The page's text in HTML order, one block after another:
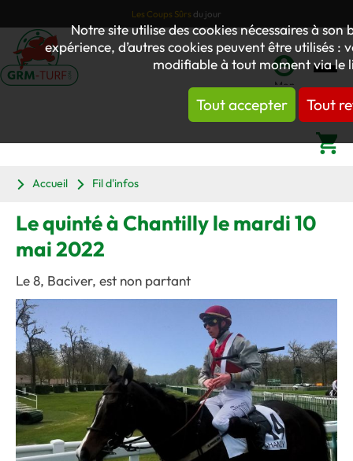
Notre site utilise des cookies nécessaires à
expérience, d’autres cookies peuvent être utilisés :
modifiable à tout moment via le
Tout accepter Tout
Les Coups Sûrs du jour
Mon
compte
Accueil
Fil d'infos
Le quinté à Chantilly le mardi 10
mai 2022
Le 8, Baciver, est non partant